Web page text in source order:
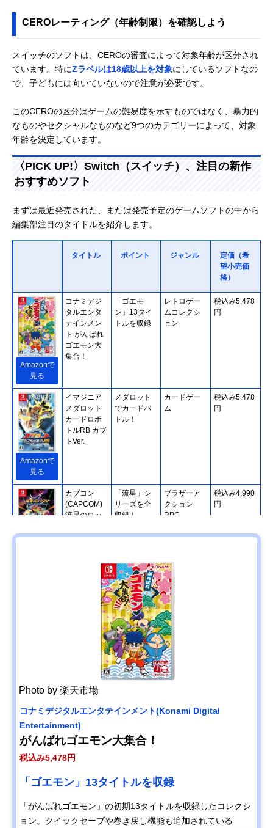
CEROレーティング（年齢制限）を確認しよう
スイッチのソフトは、CEROの審査によって対象年齢が区分され
ています。特にZラベルは18歳以上を対象にしているソフトなの
で、子どもには向いていないので注意が必要です。
このCEROの区分はゲームの難易度を示すものではなく、暴力的
なものやセクシャルなものなど9つのカテゴリーによって、対象
年齢を決定しています。
〈PICK UP!〉Switch（スイッチ）、注目の新作
おすすめソフト
まずは最近発売された、または発売予定のゲームソフトの中から
編集部注目のタイトルを紹介します。
タイトル ポイント ジャンル
定価（希
望小売価
格）
Amazonで
見る
コナミデジ
タルエンタ
テインメン
ト がんばれ
ゴエモン大
集合！
「ゴエモ
ン」13タイ
トルを収録
レトロゲー
ムコレクシ
ョン
税込み5,478
円
Amazonで
見る
イマジニア
メダロット
カードロボ
トルRB カブ
トVer.
メダロット
でカードバ
トル！
カードゲー
ム
税込み5,478
円
カプコン
(CAPCOM)
流星のロッ
フェクトコ
「流星」シ
リーズを全
収録！
ブラザーア
クション
RPG
税込み4,990
円
クラウディ
ッドレパー
ドエンタテ
インメント
Back to the
Dawn~ブレ
アニマル・
ハードボイ
ルドな脱獄
物語
サスペンス
脱獄RPG
Amazonで
見る
ブロッコリ
ー
(BROCCOLI
) エトランジ
ュ オーヴァ
の令嬢、地
獄を往く
見る
ア・エニッ
クス
(SQUARE
ENIX) ドラ
ゴンクエス
クエ7』が現
代的に再構
築
Photo by 楽天市場
コナミデジタルエンタテインメント(Konami Digital
Entertainment)
がんばれゴエモン大集合！
税込み5,478円
「ゴエモン」13タイトルを収録
「がんばれゴエモン」の初期13タイトルを収録したコレクシ
ョン。クイックセーブや巻き戻し機能も追加されている